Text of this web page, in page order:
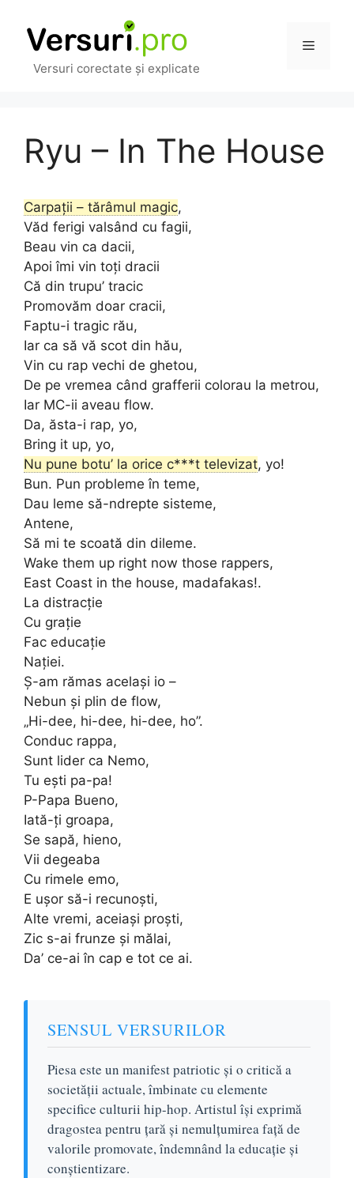
conținut
Versuri corectate și explicate
Meniu
Ryu – In The House
Carpații – tărâmul magic,
Văd ferigi valsând cu fagii,
Beau vin ca dacii,
Apoi îmi vin toți dracii
Că din trupu’ tracic
Promovăm doar cracii,
Faptu-i tragic rău,
Iar ca să vă scot din hău,
Vin cu rap vechi de ghetou,
De pe vremea când grafferii colorau la metrou,
Iar MC-ii aveau flow.
Da, ăsta-i rap, yo,
Bring it up, yo,
Nu pune botu’ la orice c***t televizat, yo!
Bun. Pun probleme în teme,
Dau leme să-ndrepte sisteme,
Antene,
Să mi te scoată din dileme.
Wake them up right now those rappers,
East Coast in the house, madafakas!.
La distracție
Cu grație
Fac educație
Nației.
Ș-am rămas același io –
Nebun și plin de flow,
„Hi-dee, hi-dee, hi-dee, ho”.
Conduc rappa,
Sunt lider ca Nemo,
Tu ești pa-pa!
P-Papa Bueno,
Iată-ți groapa,
Se sapă, hieno,
Vii degeaba
Cu rimele emo,
E ușor să-i recunoști,
Alte vremi, aceiași proști,
Zic s-ai frunze și mălai,
Da’ ce-ai în cap e tot ce ai.
SENSUL VERSURILOR
Piesa este un manifest patriotic și o critică a
societății actuale, îmbinate cu elemente
specifice culturii hip-hop. Artistul își exprimă
dragostea pentru țară și nemulțumirea față de
valorile promovate, îndemnând la educație și
conștientizare.